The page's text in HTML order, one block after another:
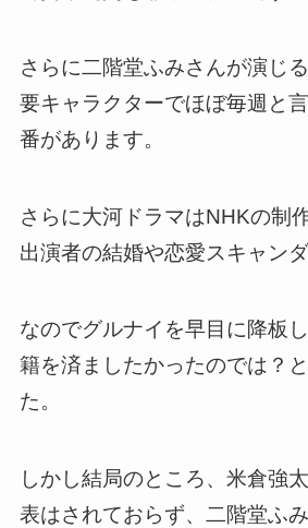
さらに二階堂ふみさんが演じ
要キャラクターでほぼ毎週と
番があります。
さらに大河ドラマはNHKの制
出演者の結婚や恋愛スキャン
なのでグルナイを早目に降板
籍を済ましたかったのでは？
た。
しかし結局のところ、米倉強
表はされておらず、二階堂ふ